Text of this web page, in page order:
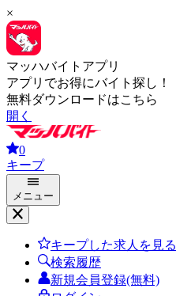
×
マッハバイトアプリ
アプリでお得にバイト探し！
無料ダウンロードはこちら
開く
0
キープ
メニュー
キープした求人を見る
検索履歴
新規会員登録(無料)